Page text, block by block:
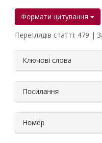
Формати цитування
Переглядів статті: 479 |
Ключові слова
Посилання
Номер